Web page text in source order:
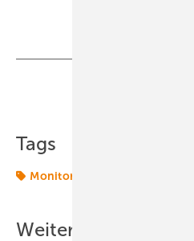
Tags
Monitoring
Weitere Inhalte